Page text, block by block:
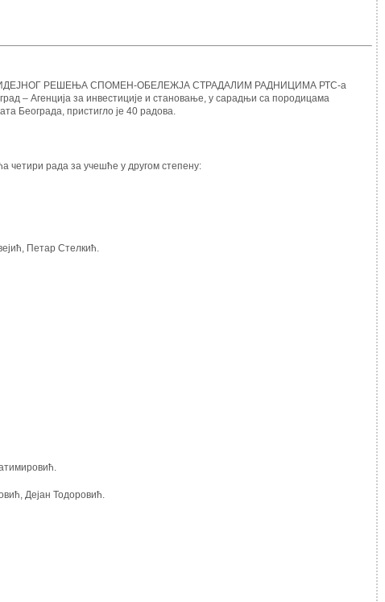
РЕШЕЊА СПОМЕН-ОБЕЛЕЖЈА СТРАДАЛИМ РАДНИЦИМА РТС-а
– Агенција за инвестиције и становање, у сарадњи са породицама
Београда, пристигло је 40 радова.
четири рада за учешће у другом степену:
Петар Стелкић.
Дејан Тодоровић.